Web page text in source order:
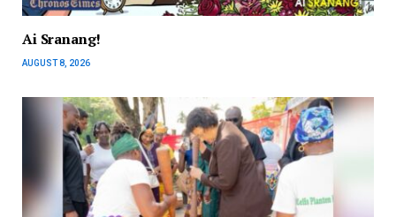
Ai Sranang!
AUGUST 8, 2026